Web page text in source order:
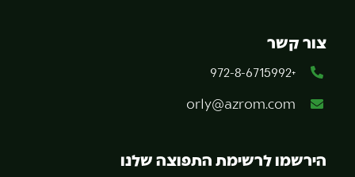
הירשמו לרשימת התפוצה שלנו
צור קשר
+972-8-6715992
orly@azrom.com